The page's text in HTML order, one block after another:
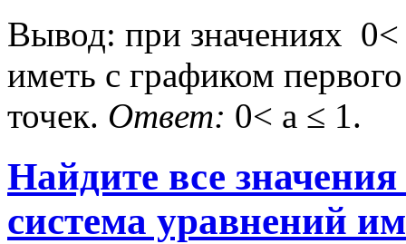
Вывод: при значениях 0<
иметь с графиком
точек. Ответ: 0< а ≤ 1.
Найдите все
система уравнений